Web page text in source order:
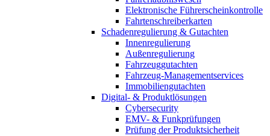
Elektronische Führerscheinkontrolle
Fahrtenschreiberkarten
Schadenregulierung & Gutachten
Innenregulierung
Außenregulierung
Fahrzeuggutachten
Fahrzeug-Managementservices
Immobiliengutachten
Digital- & Produktlösungen
Cybersecurity
EMV- & Funkprüfungen
Prüfung der Produktsicherheit